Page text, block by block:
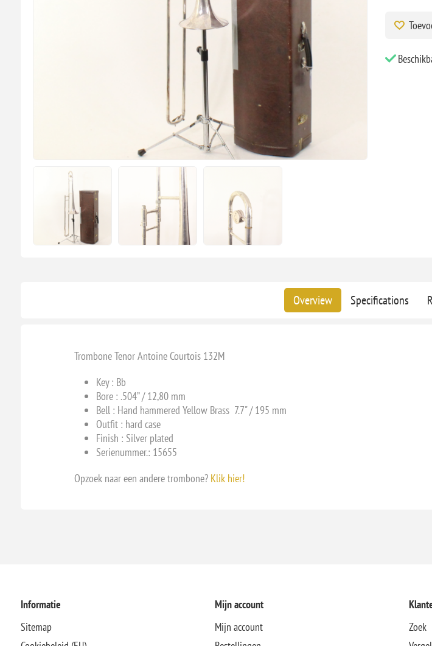
Overview Specifications
Trombone Tenor Antoine Courtois 132M
Key : Bb
Bore : .504” / 12,80 mm
Bell : Hand hammered Yellow Brass 7.7" / 195 mm
Outfit : hard case
Finish : Silver plated
Serienummer.: 15655
Opzoek naar een andere trombone? Klik hier!
Informatie
Sitemap
Mijn account
Mijn account
Zoek